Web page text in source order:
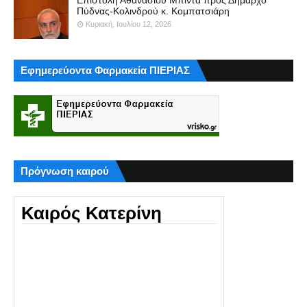
Πύδνας-Κολινδρού κ. Κομπατσιάρη
Κυριακή, Ιουλίου 12, 2026
Εφημερεύοντα Φαρμακεία ΠΙΕΡΙΑΣ
Πρόγνωση καιρού
Καιρός Κατερίνη